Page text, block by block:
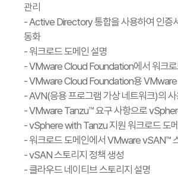
관리
- Active Directory 통합을 사용하여 인증
동화
- 워크로드 도메인 설명
- VMware Cloud Foundation에서 워크로
- VMware Cloud Foundation용
- AVN(응용 프로그램 가상 네트워크)의
- VMware Tanzu™ 요구 사항으로
- vSphere with Tanzu 지원 워크로드 도
- 워크로드 도메인에서 VMware vSAN™
- vSAN 스토리지 정책 생성
- 클라우드 네이티브 스토리지 설명